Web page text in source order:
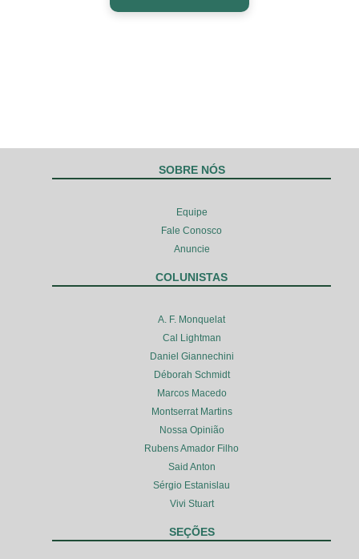
SOBRE NÓS
Equipe
Fale Conosco
Anuncie
COLUNISTAS
A. F. Monquelat
Cal Lightman
Daniel Giannechini
Déborah Schmidt
Marcos Macedo
Montserrat Martins
Nossa Opinião
Rubens Amador Filho
Said Anton
Sérgio Estanislau
Vivi Stuart
SEÇÕES